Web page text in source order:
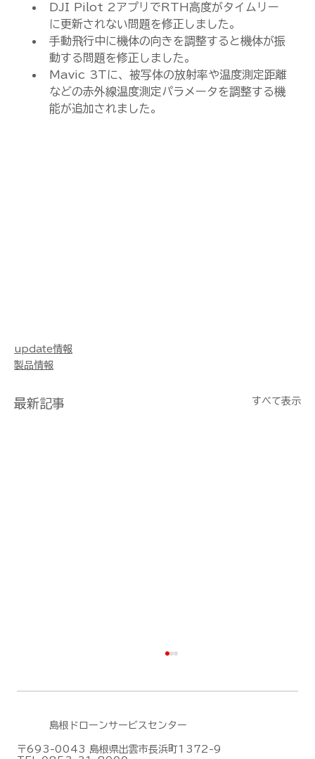
DJI Pilot 2アプリでRTH高度がタイムリー
に更新されない問題を修正しました。
手動飛行中に機体の向きを調整すると機体が振
動する問題を修正しました。
Mavic 3Tに、被写体の放射率や温度測定距離
などの赤外線温度測定パラメータを調整する機
能が追加されました。
update情報
製品情報
最新記事 すべて表示
島根ドローンサービスセンター
〒693-0043 島根県出雲市長浜町1372-9